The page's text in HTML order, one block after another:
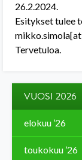
26.2.2024.
Esitykset tulee
Tervetuloa.
VUOSI 2026
elokuu ’26
toukokuu ’26